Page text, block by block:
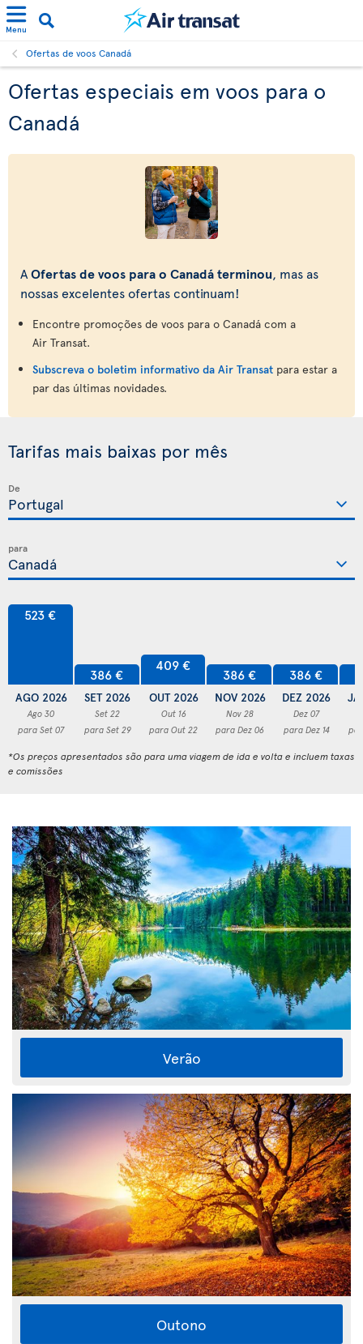
Menu
Ofertas de voos Canadá
Ofertas especiais em voos para o
Canadá
AOfertas de voos para o Canadá terminou, mas as
nossas excelentes ofertas continuam!
Encontre promoções de voos para o Canadá com a
Air Transat.
Subscreva o boletim informativo da Air Transat para estar a
par das últimas novidades.
Tarifas mais baixas por mês
De
para
523 €
AGO 2026
Ago 30
para Set 07
386 €
SET 2026
Set 22
para Set 29
409 €
OUT 2026
Out 16
para Out 22
386 €
NOV 2026
Nov 28
para Dez 06
386 €
DEZ 2026
Dez 07
para Dez 14
*Os preços apresentados são para uma viagem de ida e volta e incluem taxas
e comissões
Verão
Outono